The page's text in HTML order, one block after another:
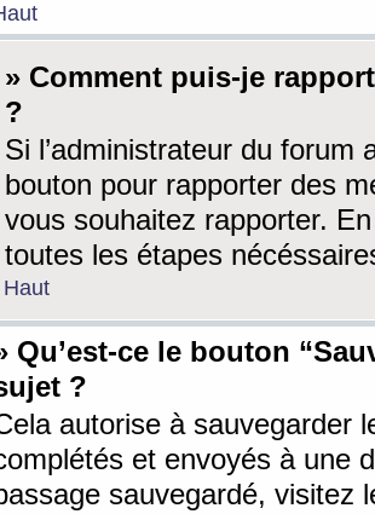
» Comment puis-je
?
Si l’administrateur du forum
bouton pour rapporter des
vous souhaitez rapporter.
toutes les étapes
Haut
Qu’est-ce le bouton
?
autorise à sauvegarder
et envoyés à une
sauvegardé, visitez